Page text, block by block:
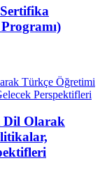
Dil Olarak